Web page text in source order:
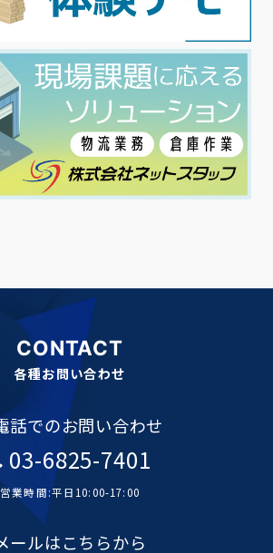
CONTACT
各種お問い合わせ
話でのお問い合わせ
03-6825-7401
営業時間:平日10:00-17:00
ールはこちらから